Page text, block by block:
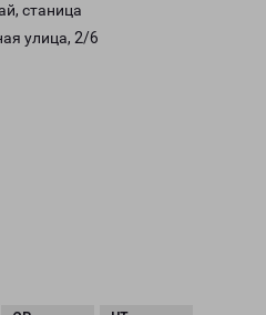
станица
улица, 2/6